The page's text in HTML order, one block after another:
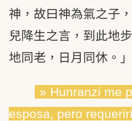
神，故曰神為氣之子
兒降生之言，到此地
地同老，日月同休。」
» Hunranzi me
esposa, pero